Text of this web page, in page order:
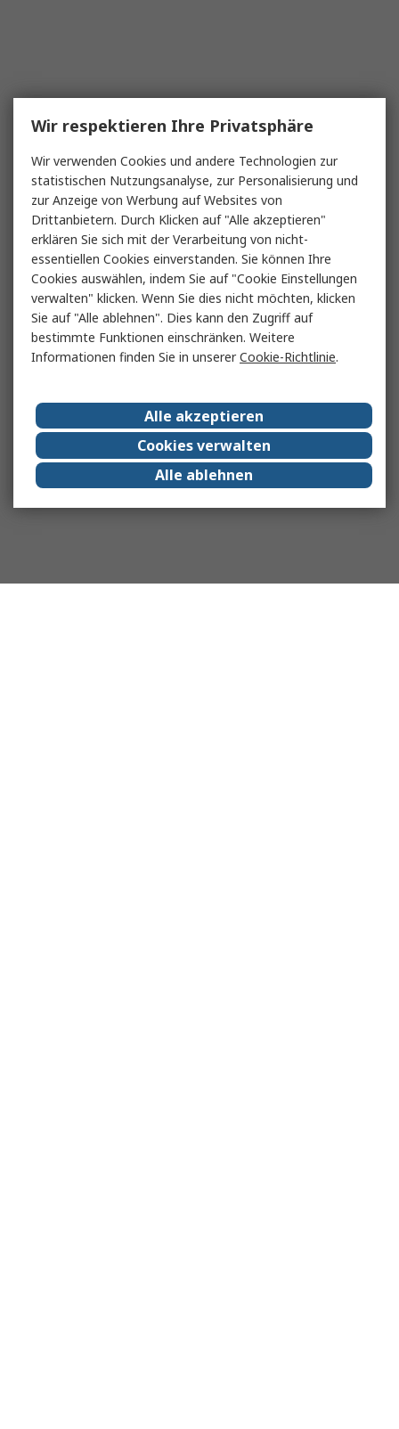
Wir respektieren Ihre Privatsphäre
Wir verwenden Cookies und andere Technologien zur
statistischen Nutzungsanalyse, zur Personalisierung und
zur Anzeige von Werbung auf Websites von
Drittanbietern. Durch Klicken auf "Alle akzeptieren"
erklären Sie sich mit der Verarbeitung von nicht-
essentiellen Cookies einverstanden. Sie können Ihre
Cookies auswählen, indem Sie auf "Cookie Einstellungen
verwalten" klicken. Wenn Sie dies nicht möchten, klicken
Sie auf "Alle ablehnen". Dies kann den Zugriff auf
bestimmte Funktionen einschränken. Weitere
Informationen finden Sie in unsererCookie-Richtlinie.
Alle akzeptieren
Cookies verwalten
Alle ablehnen